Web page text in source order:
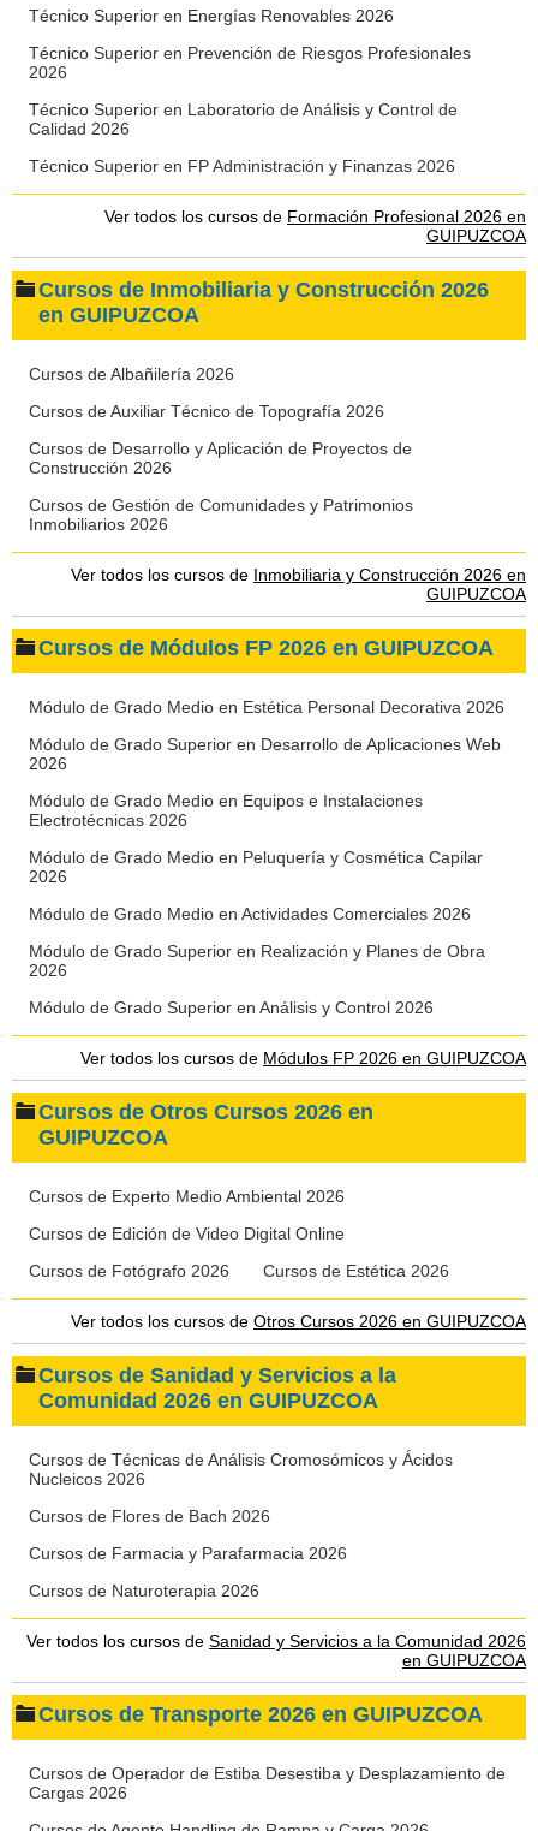
Técnico Superior en Energías Renovables 2026
Técnico Superior en Prevención de Riesgos Profesionales
2026
Técnico Superior en Laboratorio de Análisis y Control de
Calidad 2026
Técnico Superior en FP Administración y Finanzas 2026
Ver todos los cursos de Formación Profesional 2026 en
GUIPUZCOA
Cursos de Inmobiliaria y Construcción 2026
en GUIPUZCOA
Cursos de Albañilería 2026
Cursos de Auxiliar Técnico de Topografía 2026
Cursos de Desarrollo y Aplicación de Proyectos de
Construcción 2026
Cursos de Gestión de Comunidades y Patrimonios
Inmobiliarios 2026
Ver todos los cursos de Inmobiliaria y Construcción 2026 en
GUIPUZCOA
Cursos de Módulos FP 2026 en GUIPUZCOA
Módulo de Grado Medio en Estética Personal Decorativa 2026
Módulo de Grado Superior en Desarrollo de Aplicaciones Web
2026
Módulo de Grado Medio en Equipos e Instalaciones
Electrotécnicas 2026
Módulo de Grado Medio en Peluquería y Cosmética Capilar
2026
Módulo de Grado Medio en Actividades Comerciales 2026
Módulo de Grado Superior en Realización y Planes de Obra
2026
Módulo de Grado Superior en Análisis y Control 2026
Ver todos los cursos de Módulos FP 2026 en GUIPUZCOA
Cursos de Otros Cursos 2026 en
GUIPUZCOA
Cursos de Experto Medio Ambiental 2026
Cursos de Edición de Video Digital Online
Cursos de Fotógrafo 2026
Cursos de Estética 2026
Ver todos los cursos de Otros Cursos 2026 en GUIPUZCOA
Cursos de Sanidad y Servicios a la
Comunidad 2026 en GUIPUZCOA
Cursos de Técnicas de Análisis Cromosómicos y Ácidos
Nucleicos 2026
Cursos de Flores de Bach 2026
Cursos de Farmacia y Parafarmacia 2026
Cursos de Naturoterapia 2026
Ver todos los cursos de Sanidad y Servicios a la Comunidad 2026
en GUIPUZCOA
Cursos de Transporte 2026 en GUIPUZCOA
Cursos de Operador de Estiba Desestiba y Desplazamiento de
Cargas 2026